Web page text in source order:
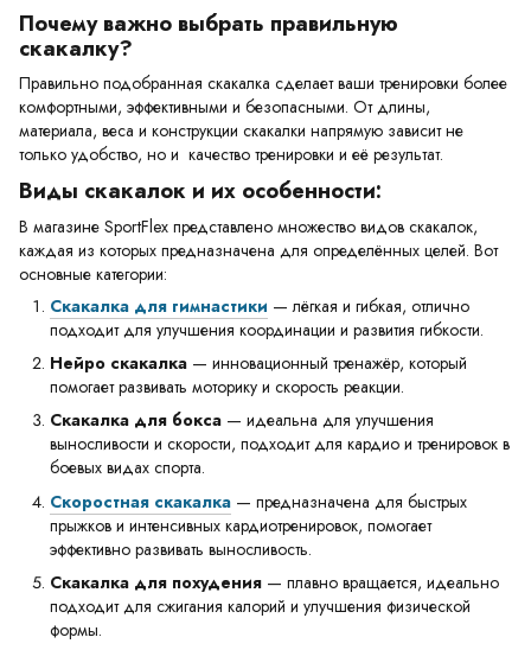
Почему важно выбрать правильную
скакалку?
Правильно подобранная скакалка сделает ваши тренировки более
комфортными, эффективными и безопасными. От длины,
материала, веса и конструкции скакалки напрямую зависит не
только удобство, но и качество тренировки и её результат.
Виды скакалок и их особенности:
В магазине SportFlex представлено множество видов скакалок,
каждая из которых предназначена для определённых целей. Вот
основные категории:
Скакалка для гимнастики — лёгкая и гибкая, отлично
подходит для улучшения координации и развития гибкости.
Нейро скакалка — инновационный тренажёр, который
помогает развивать моторику и скорость реакции.
Скакалка для бокса — идеальна для улучшения
выносливости и скорости, подходит для кардио и тренировок в
боевых видах спорта.
Скоростная скакалка — предназначена для быстрых
прыжков и интенсивных кардиотренировок, помогает
эффективно развивать выносливость.
Скакалка для похудения — плавно вращается, идеально
подходит для сжигания калорий и улучшения физической
формы.